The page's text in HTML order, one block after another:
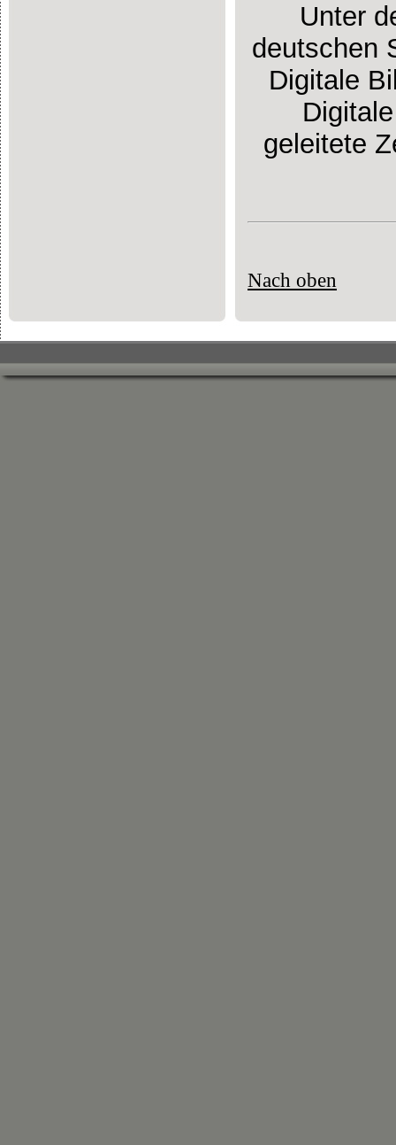
Unter
deutschen
Digitale
geleitete
Nach oben